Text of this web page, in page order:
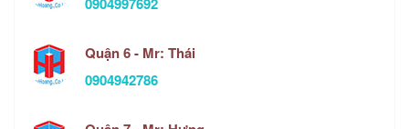
Quận 6 - Mr: Thái
0904942786